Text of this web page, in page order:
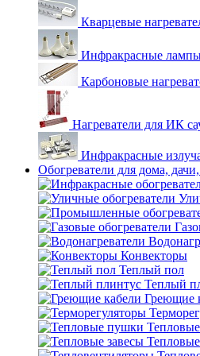
Кварцевые
Инфракрасные
Карбоновые
Нагреватели для ИК
Инфракрасные
Обогреватели для дома,
Конвекторы
Теплый пол
Теплый
Греющие